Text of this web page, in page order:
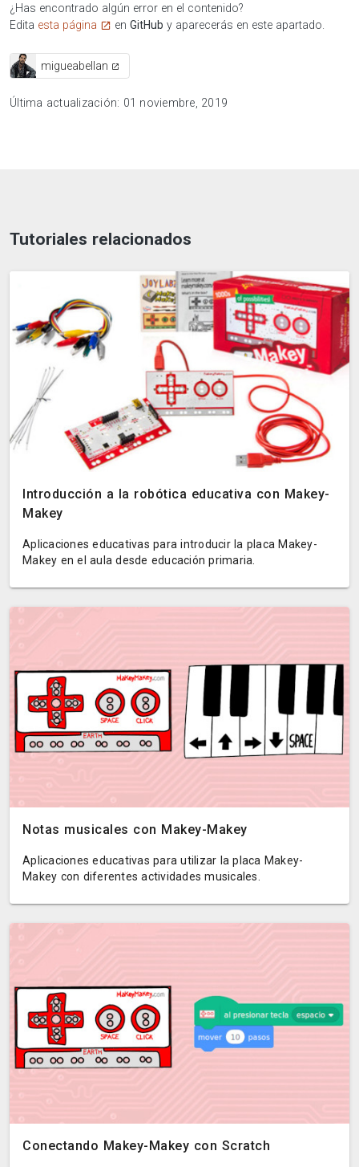
¿Has encontrado algún error en el contenido?
Edita esta página en GitHub y aparecerás en este apartado.
migueabellan
Última actualización: 01 noviembre, 2019
Tutoriales relacionados
Introducción a la robótica educativa con Makey-
Makey
Aplicaciones educativas para introducir la placa Makey-
Makey en el aula desde educación primaria.
Notas musicales con Makey-Makey
Aplicaciones educativas para utilizar la placa Makey-
Makey con diferentes actividades musicales.
Conectando Makey-Makey con Scratch